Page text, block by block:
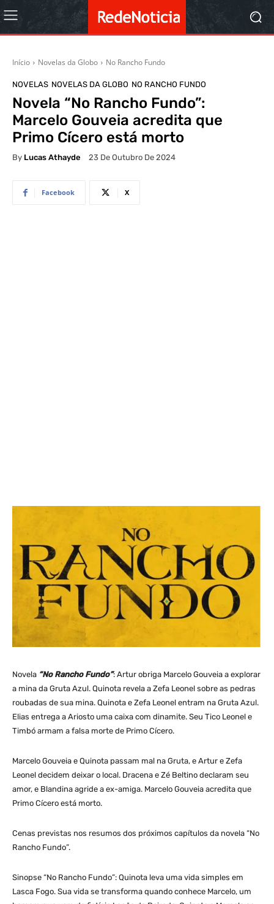
Início Novelas da Globo No Rancho Fundo
NOVELAS NOVELAS DA GLOBO NO RANCHO FUNDO
Novela “No Rancho Fundo”:
Marcelo Gouveia acredita que
Primo Cícero está morto
By Lucas Athayde 23 De Outubro De 2024
Facebook X
Novela “No Rancho Fundo”: Artur obriga Marcelo Gouveia a explorar
a mina da Gruta Azul. Quinota revela a Zefa Leonel sobre as pedras
roubadas de sua mina. Quinota e Zefa Leonel entram na Gruta Azul.
Elias entrega a Ariosto uma caixa com dinamite. Seu Tico Leonel e
Timbó armam a falsa morte de Primo Cícero.
Marcelo Gouveia e Quinota passam mal na Gruta, e Artur e Zefa
Leonel decidem deixar o local. Dracena e Zé Beltino declaram seu
amor, e Blandina agride a ex-amiga. Marcelo Gouveia acredita que
Primo Cícero está morto.
Cenas previstas nos resumos dos próximos capítulos da novela “No
Rancho Fundo”.
Sinopse “No Rancho Fundo”: Quinota leva uma vida simples em
Lasca Fogo. Sua vida se transforma quando conhece Marcelo, um